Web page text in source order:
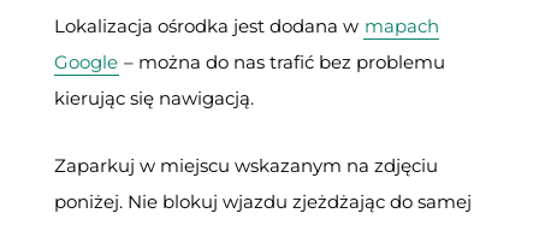
Lokalizacja ośrodka jest dodana w mapach
Google – można do nas trafić bez problemu
kierując się nawigacją.
Zaparkuj w miejscu wskazanym na zdjęciu
poniżej. Nie blokuj wjazdu zjeżdżając do samej